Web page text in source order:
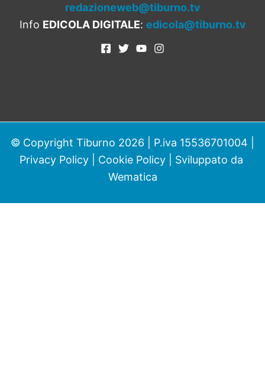
redazioneweb@tiburno.tv
Info EDICOLA DIGITALE: edicola@tiburno.tv
© Copyright Tiburno 2026 | P.iva 15536701004 |
Privacy Policy| Cookie Policy| Sviluppato da
Wematica